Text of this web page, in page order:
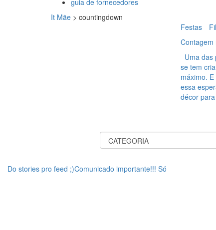
guia de fornecedores
It Mãe > countingdown
Festas
Contagem
Uma das
se tem
máximo.
essa
décor
Do stories pro feed ;)Comunicado importante!!! Só